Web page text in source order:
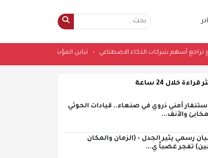
مع تراجع أسهم شركات الذكاء الاصطناعي•تباين المؤشرات
قراءة خلال 24 ساعة
أمني ذروي في صنعاء.. قيادات الحوثي
والأنف...
رسمي يثير الجدل - (الزمان والمكان
تفجر غضباً ي...